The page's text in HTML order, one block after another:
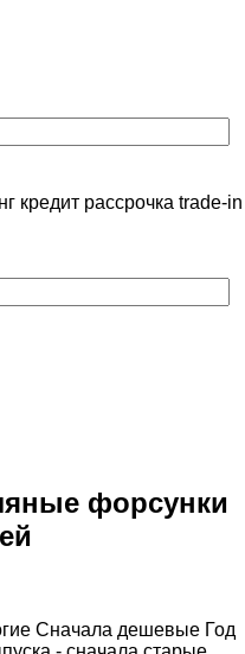
кредит рассрочка trade-in
форсунки
Сначала дешевые Год